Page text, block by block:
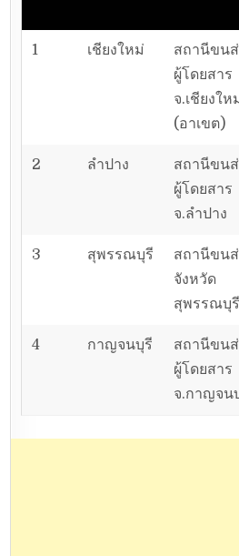
1 เชียงใหม่
สถานีขน
ผู้โดยสาร
จ.เชียงให
(อาเขต)
2 ลำปาง
สถานีขน
ผู้โดยสาร
จ.ลำปาง
3 สุพรรณบุรี
สถานีขน
จังหวัด
สุพรรณบุรี
4 กาญจนบุรี
สถานีขน
ผู้โดยสาร
จ.กาญจน